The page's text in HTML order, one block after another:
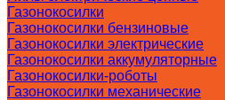
Газонокосилки
Газонокосилки бензиновые
Газонокосилки электрические
Газонокосилки аккумуляторные
Газонокосилки-роботы
Газонокосилки механические